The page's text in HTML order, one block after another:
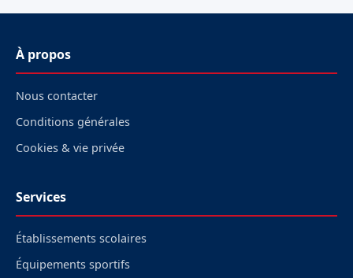
À propos
Nous contacter
Conditions générales
Cookies & vie privée
Services
Établissements scolaires
Équipements sportifs